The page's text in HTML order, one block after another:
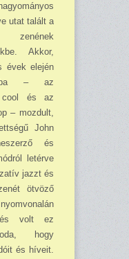
utat talált a
zenének
Akkor,
évek elején
– az
cool és az
– mozdult,
John
és
letérve
jazzt és
ötvöző
volt ez
hogy
és híveit.